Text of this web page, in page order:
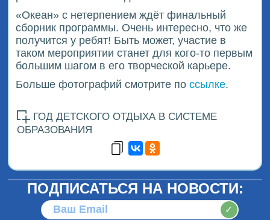
«Океан» с нетерпением ждёт финальный
сборник программы. Очень интересно, что же
получится у ребят! Быть может, участие в
таком мероприятии станет для кого-то первым
большим шагом в его творческой карьере.
Больше фотографий смотрите поссылке.
ГОД ДЕТСКОГО ОТДЫХА В СИСТЕМЕ
ОБРАЗОВАНИЯ
ПОДПИСАТЬСЯ НА НОВОСТИ:
✓